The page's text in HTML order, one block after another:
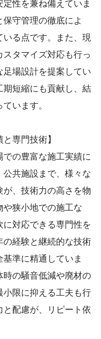
性を兼ね備えていま
守管理の徹底によ
る点です。また、現
タマイズ対応も行っ
場設計を提案してい
期短縮にも貢献し、結
います。
専門技術】
の豊富な施工実績に
共施設まで、様々な
、技術力の高さを物
狭小地での施工な
対応できる専門性を
経験と継続的な技術
準に精通していま
の騒音低減や廃材の
限に抑える工夫も行
配慮が、リピート依